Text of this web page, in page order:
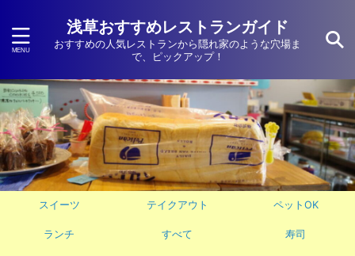
浅草おすすめレストランガイド
おすすめの人気レストランから隠れ家のような穴場ま
で、ピックアップ！
スイーツ テイクアウト ペットOK
ランチ すべて 寿司